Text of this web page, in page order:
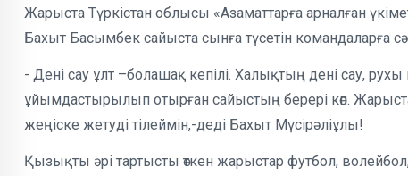
Жарыста Түркістан облысы «Азаматтарға арналған
Бахыт Басымбек сайыста сынға түсетін командаларға
- Дені сау ұлт –болашақ кепілі. Халықтың дені сау, рухы
ұйымдастырылып отырған сайыстың берері көп.
жеңіске жетуді тілеймін,-деді Бахыт Мүсірәліұлы!
Қызықты әрі тартысты өткен жарыстар футбол, волейбол,